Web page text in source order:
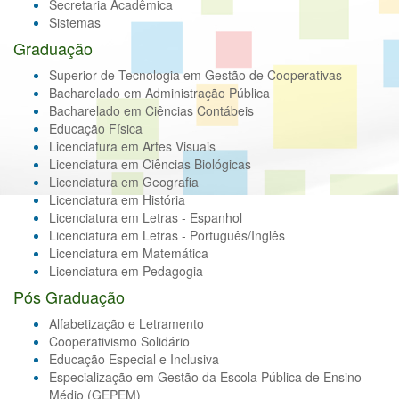
Em andamento 04/08/2026 15:24:00
EDITAL Nº 12/2026 - PROEG/DEAD SELEÇÃO DE
PROFESSORES PARA CURSOS DE GRADUAÇÃO
PERÍODOS LETIVOS: 2026/2 e 2027/1 TURMAS: 2026/1
e 2026/2 - 2º SEMESTRE
#EDITAL COMPLEMENTAR Nº 06 AO EDITAL Nº
12/2026 - PROEG/DEAD SELEÇÃO DE
PROFESSORES PARA CURSOS DE GRADUAÇÃO
PERÍODOS LETIVOS: 2026/2 e 2027/1 TURMAS:
2026/1 e 2026/2 - 2º SEMESTRE RESULTADO FINAL
DA ANÁLISE DAS INSCRIÇÕES
Em andamento04/08/2026 15:22:00
EDITAL Nº 12/2026 - PROEG/DEAD SELEÇÃO DE
PROFESSORES PARA CURSOS DE GRADUAÇÃO
PERÍODOS LETIVOS: 2026/2 e 2027/1 TURMAS: 2026/1
e 2026/2 - 2º SEMESTRE
#EDITAL COMPLEMENTAR Nº 05 AO EDITAL Nº
12/2026 - PROEG/DEAD SELEÇÃO DE
PROFESSORES PARA CURSOS DE GRADUAÇÃO
PERÍODOS LETIVOS: 2026/2 e 2027/1 TURMAS:
2026/1 e 2026/2 - 2º SEMESTRE RESULTADO FINAL
DA RATIFICAÇÃO DAS INSCRIÇÕES DOS
CANDIDATOS COTISTAS
Secretaria Acadêmica
Sistemas
Graduação
Superior de Tecnologia em Gestão de Cooperativas
Bacharelado em Administração Pública
Bacharelado em Ciências Contábeis
Educação Física
Licenciatura em Artes Visuais
Licenciatura em Ciências Biológicas
Licenciatura em Geografia
Licenciatura em História
Licenciatura em Letras - Espanhol
Licenciatura em Letras - Português/Inglês
Licenciatura em Matemática
Licenciatura em Pedagogia
Pós Graduação
Alfabetização e Letramento
Cooperativismo Solidário
Educação Especial e Inclusiva
Especialização em Gestão da Escola Pública de Ensino
Médio (GEPEM)